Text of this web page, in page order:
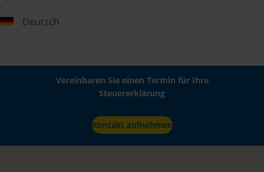
Deutsch
Vereinbaren Sie einen Termin für Ihre
Steuererklärung
Kontakt aufnehmen